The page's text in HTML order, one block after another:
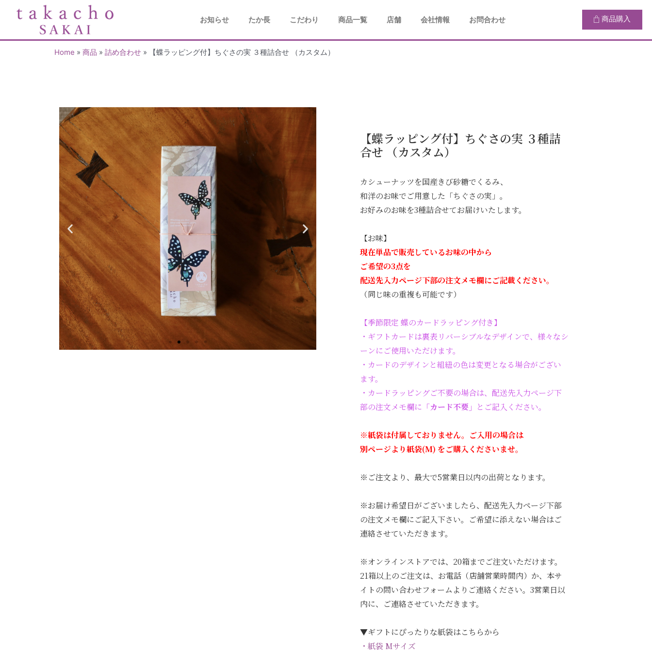
お知らせ たか長 こだわり 商品一覧 店舗 会社情報 お問合わせ 商品購入
Home » 商品 » 詰め合わせ » 【蝶ラッピング付】ちぐさの実 ３種詰合せ （カスタム）
【蝶ラッピング付】ちぐさの実 ３種詰
合せ （カスタム）
カシューナッツを国産きび砂糖でくるみ、
和洋のお味でご用意した「ちぐさの実」。
お好みのお味を3種詰合せてお届けいたします。
【お味】
現在単品で販売しているお味の中から
ご希望の3点を
配送先入力ページ下部の注文メモ欄にご記載ください。
（同じ味の重複も可能です）
【季節限定 蝶のカードラッピング付き】
・ギフトカードは裏表リバーシブルなデザインで、様々なシ
ーンにご使用いただけます。
・カードのデザインと組紐の色は変更となる場合がござい
ます。
・カードラッピングご不要の場合は、配送先入力ページ下
部の注文メモ欄に 「カード不要」 とご記入ください。
※紙袋は付属しておりません。ご入用の場合は
別ページより紙袋(M) をご購入くださいませ。
※ご注文より、最大で5営業日以内の出荷となります。
※お届け希望日がございましたら、配送先入力ページ下部
の注文メモ欄にご記入下さい。ご希望に添えない場合はご
連絡させていただきます。
※オンラインストアでは、20箱までご注文いただけます。
21箱以上のご注文は、お電話（店舗営業時間内）か、本サ
イトの問い合わせフォームよりご連絡ください。3営業日以
内に、ご連絡させていただきます。
▼ギフトにぴったりな紙袋はこちらから
・紙袋 Mサイズ